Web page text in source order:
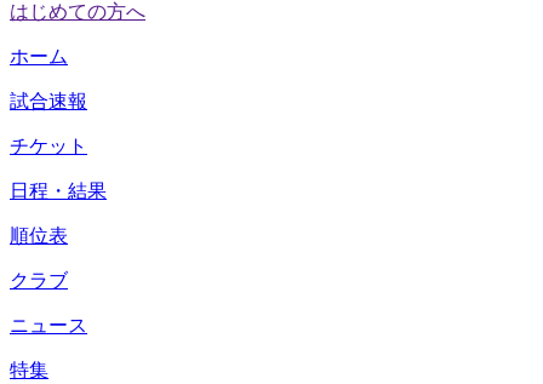
はじめての方へ
ホーム
試合速報
チケット
日程・結果
順位表
クラブ
ニュース
特集